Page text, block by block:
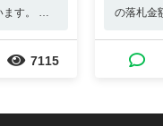
す。 二
7115
の落札金